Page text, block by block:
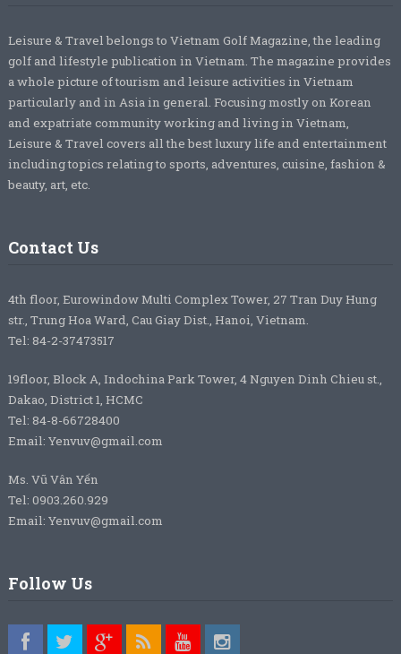
Leisure & Travel belongs to Vietnam Golf Magazine, the leading
golf and lifestyle publication in Vietnam. The magazine provides
a whole picture of tourism and leisure activities in Vietnam
particularly and in Asia in general. Focusing mostly on Korean
and expatriate community working and living in Vietnam,
Leisure & Travel covers all the best luxury life and entertainment
including topics relating to sports, adventures, cuisine, fashion &
beauty, art, etc.
Contact Us
4th floor, Eurowindow Multi Complex Tower, 27 Tran Duy Hung
str., Trung Hoa Ward, Cau Giay Dist., Hanoi, Vietnam.
Tel: 84-2-37473517
19floor, Block A, Indochina Park Tower, 4 Nguyen Dinh Chieu st.,
Dakao, District 1, HCMC
Tel: 84-8-66728400
Email: Yenvuv@gmail.com
Ms. Vũ Vân Yến
Tel: 0903.260.929
Email: Yenvuv@gmail.com
Follow Us